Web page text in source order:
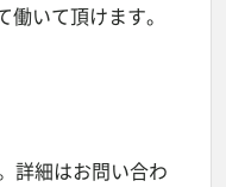
いて頂けます。
詳細はお問い合わ